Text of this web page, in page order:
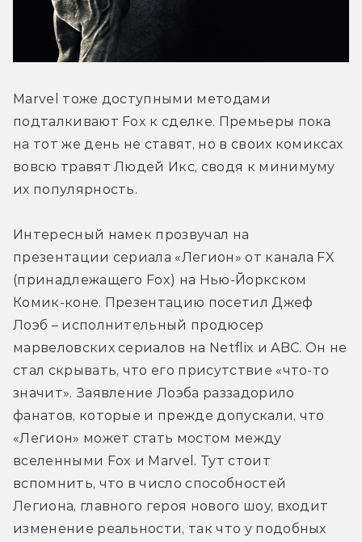
Marvel тоже доступными методами
подталкивают Fox к сделке. Премьеры пока
на тот же день не ставят, но в своих комиксах
вовсю травят Людей Икс, сводя к минимуму
их популярность.
Интересный намек прозвучал на
презентации сериала «Легион» от канала FX
(принадлежащего Fox) на Нью-Йоркском
Комик-коне. Презентацию посетил Джеф
Лоэб – исполнительный продюсер
марвеловских сериалов на Netflix и ABC. Он не
стал скрывать, что его присутствие «что-то
значит». Заявление Лоэба раззадорило
фанатов, которые и прежде допускали, что
«Легион» может стать мостом между
вселенными Fox и Marvel. Тут стоит
вспомнить, что в число способностей
Легиона, главного героя нового шоу, входит
изменение реальности, так что у подобных